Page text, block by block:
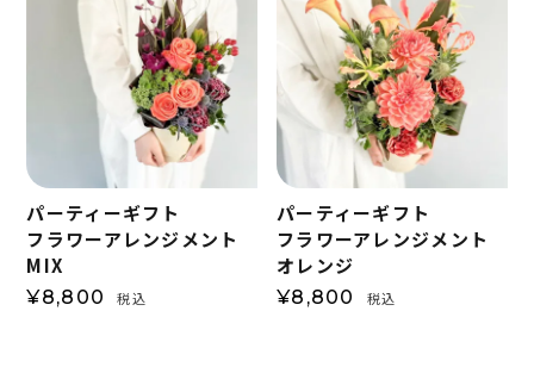
パーティーギフト
フラワーアレンジメント
MIX
¥8,800 税込
パーティーギフト
フラワーアレンジメント
オレンジ
¥8,800 税込